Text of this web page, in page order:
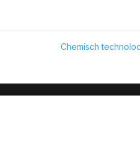
Chemisch